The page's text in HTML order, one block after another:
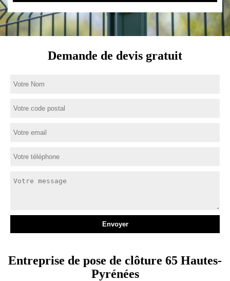
Demande de devis gratuit
Entreprise de pose de clôture 65 Hautes-
Pyrénées